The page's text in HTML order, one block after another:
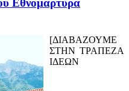
Εθνομάρτυρα
[ΔΙΑΒΑΖΟΥΜΕ
ΣΤΗΝ ΤΡΑΠΕΖΑ
ΙΔΕΩΝ